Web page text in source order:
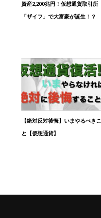
資産2,200兆円！仮想通貨取引所
「ザイフ」で大富豪が誕生！？
【絶対反対後悔】いまやるべきこ
と【仮想通貨】